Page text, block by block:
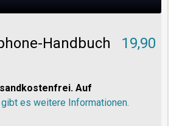
Handbuch 19,90
Auf
es weitere Informationen.